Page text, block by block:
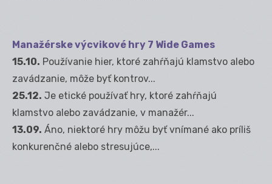
Manažérske výcvikové hry 7 Wide Games
15.10. Používanie hier, ktoré zahŕňajú klamstvo alebo
zavádzanie, môže byť kontrov...
25.12. Je etické používať hry, ktoré zahŕňajú
klamstvo alebo zavádzanie, v manažér...
13.09. Áno, niektoré hry môžu byť vnímané ako príliš
konkurenčné alebo stresujúce,...